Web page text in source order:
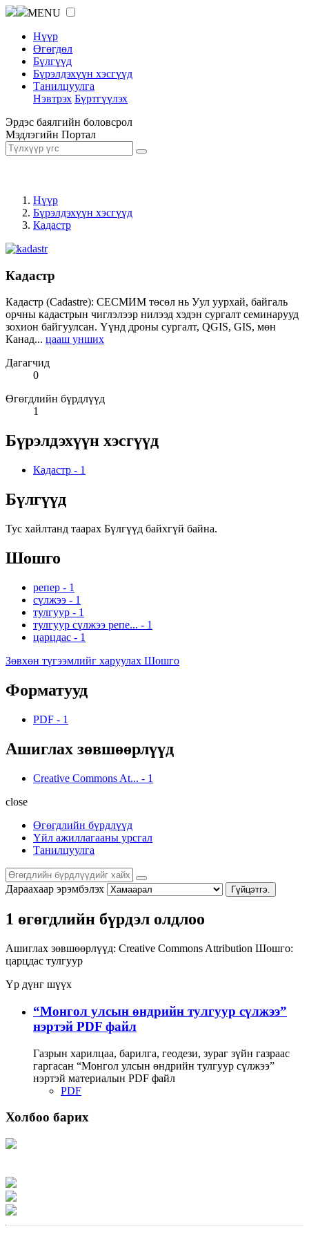
MENU
Нүүр
Өгөгдөл
Бүлгүүд
Бүрэлдэхүүн хэсгүүд
Танилцуулга
Нэвтрэх Бүртгүүлэх
Эрдэс баялгийн боловсрол
Мэдлэгийн Портал
Нүүр
Бүрэлдэхүүн хэсгүүд
Кадастр
Кадастр
Кадастр (Cadastre): СЕСМИМ төсөл нь Уул уурхай, байгаль
орчны кадастрын чиглэлээр нилээд хэдэн сургалт семинарууд
зохион байгуулсан. Үүнд дроны сургалт, QGIS, GIS, мөн
Канад... цааш унших
Дагагчид
0
Өгөгдлийн бүрдлүүд
1
Бүрэлдэхүүн хэсгүүд
Кадастр - 1
Бүлгүүд
Тус хайлтанд таарах Бүлгүүд байхгүй байна.
Шошго
репер - 1
сүлжээ - 1
тулгуур - 1
тулгуур сүлжээ репе... - 1
царцдас - 1
Зөвхөн түгээмлийг харуулах Шошго
Форматууд
PDF - 1
Ашиглах зөвшөөрлүүд
Creative Commons At... - 1
close
Өгөгдлийн бүрдлүүд
Үйл ажиллагааны урсгал
Танилцуулга
Дараахаар эрэмбэлэх Гүйцэтгэ.
1 өгөгдлийн бүрдэл олдлоо
Ашиглах зөвшөөрлүүд: Creative Commons Attribution Шошго:
царцдас тулгуур
Үр дүнг шүүх
“Монгол улсын өндрийн тулгуур сүлжээ”
нэртэй PDF файл
Газрын харилцаа, барилга, геодези, зураг зүйн газраас
гаргасан “Монгол улсын өндрийн тулгуур сүлжээ”
нэртэй материалын PDF файл
PDF
Холбоо барих